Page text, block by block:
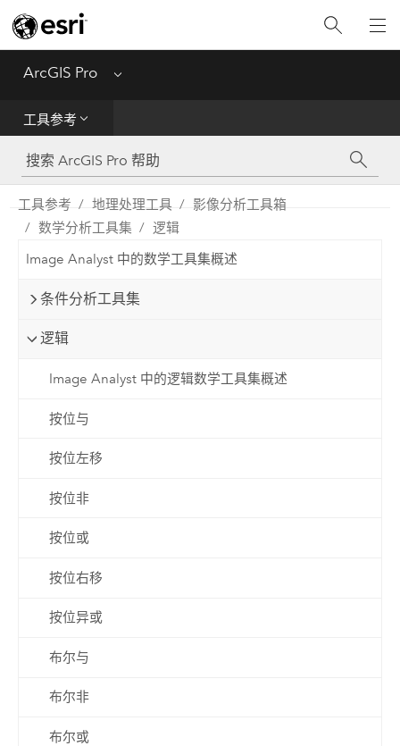
ArcGIS Pro Menu
工具参考
工具参考
Python
SDK
工具参考 地理处理工具
影像分析工具箱
数学分析工具集
逻辑
Image Analyst 中的数学工具集概述
条件分析工具集
逻辑
Image Analyst 中的逻辑数学工具集概述
按位与
按位左移
按位非
按位或
按位右移
按位异或
布尔与
布尔非
布尔或